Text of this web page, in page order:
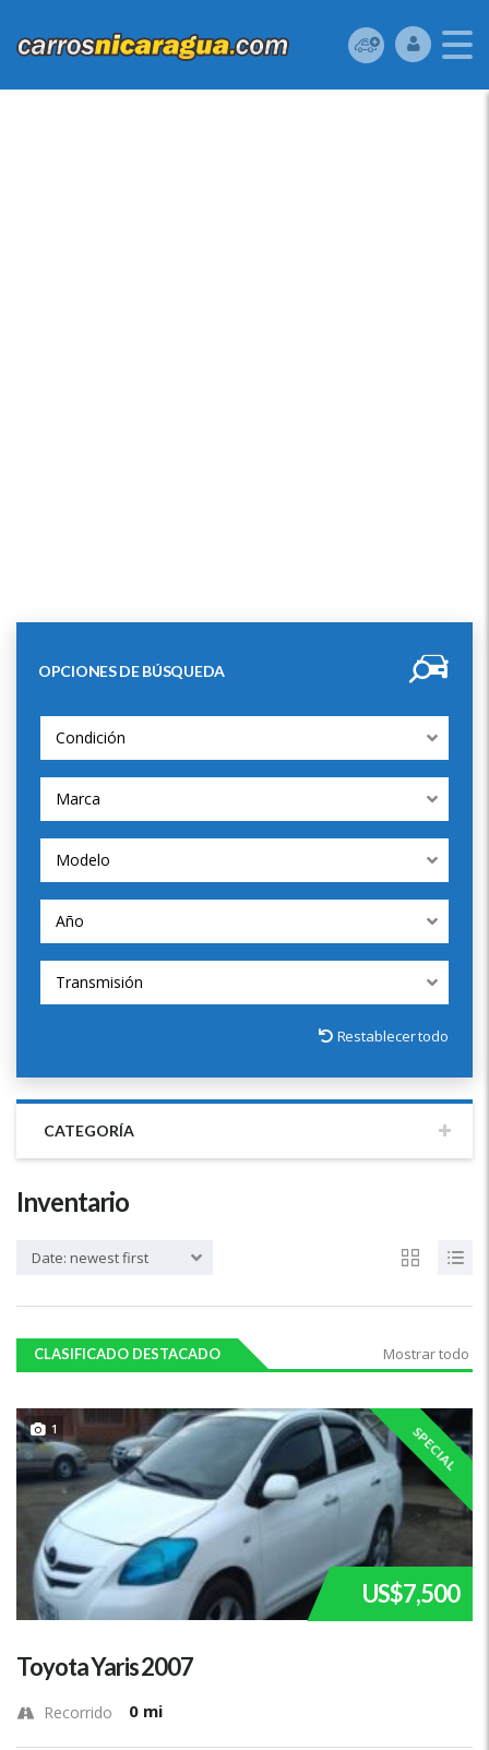
OPCIONES DE BÚSQUEDA
Condición
Marca
Modelo
Año
Transmisión
Restablecer todo
CATEGORÍA
Inventario
Date: newest first
CLASIFICADO DESTACADO Mostrar todo
1 SPECIAL
US$7,500
Toyota Yaris 2007
Recorrido 0 mi